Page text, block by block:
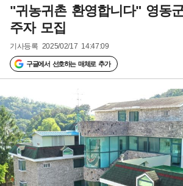
"귀농귀촌 환영합니다" 영동
주자 모집
기사등록 2025/02/17 14:47:09
구글에서 선호하는 매체로 추가